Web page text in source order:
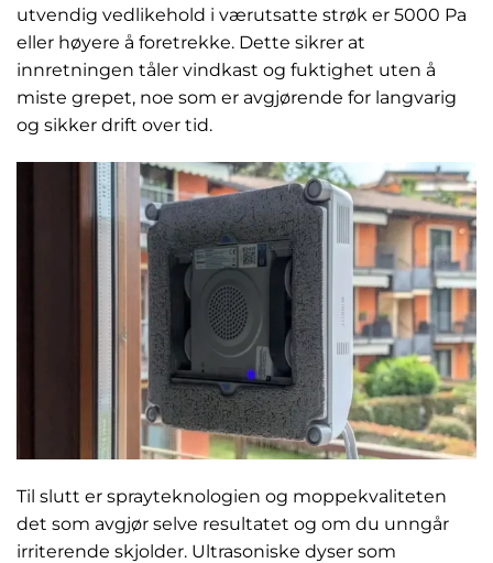
utvendig vedlikehold i værutsatte strøk er 5000 Pa
eller høyere å foretrekke. Dette sikrer at
innretningen tåler vindkast og fuktighet uten å
miste grepet, noe som er avgjørende for langvarig
og sikker drift over tid.
Til slutt er sprayteknologien og moppekvaliteten
det som avgjør selve resultatet og om du unngår
irriterende skjolder. Ultrasoniske dyser som